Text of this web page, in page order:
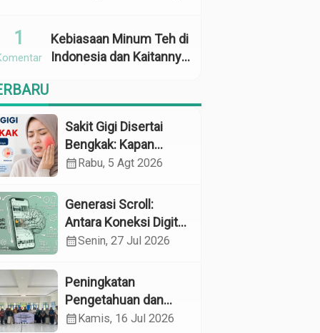
Kebiasaan Minum Teh di
Indonesia dan Kaitannya
Anemia
1
Sakit Gigi Disertai
Bengkak: Kapan
Harus Khawatir dan
Dilakukan?
calendar_monthRabu, 5 Agt 2026
Generasi Scroll:
Antara Koneksi Digital
dan Kerapuhan
calendar_monthSenin, 27 Jul 2026
Peningkatan
Pengetahuan dan
Perilaku Pemeliharaan
calendar_monthKamis, 16 Jul 2026